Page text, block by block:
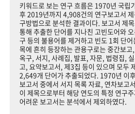
기록물 아카이브
사진 아카이브 문서 기록물 행정박
+1주년 기념
성과 50선 숫자로 보는 50년 50+1
세계와 함께 한 KIHASA
키워드로 보는 연구 흐름은 1970년 국립
후 2019년까지 4,908건의 연구보고서
구방법으로 분석한 결과이다. 보고서 제
통해 추출한 단어를 지나친 고빈도어와
구 등의 불용어를 제거하고 빈도 1회 단
목에 흔히 등장하는 관용구로는 중간보
옥구, 서지, 사례집, 발표, 자문, 법령집,
고, 요약보고서, 제3집 등이 있으며 모두
2,649개 단어가 추출되었다. 1970년 이
보고서 중에서 서지 목록 자료, 연차보고
이 제목으로부터 해당 연도의 특정 연구
어려운 보고서는 분석에서 제외하였다.